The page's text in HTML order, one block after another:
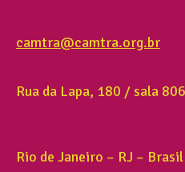
camtra@camtra.org.br
Rua da Lapa, 180 / sala
Rio de Janeiro – RJ – Brasil